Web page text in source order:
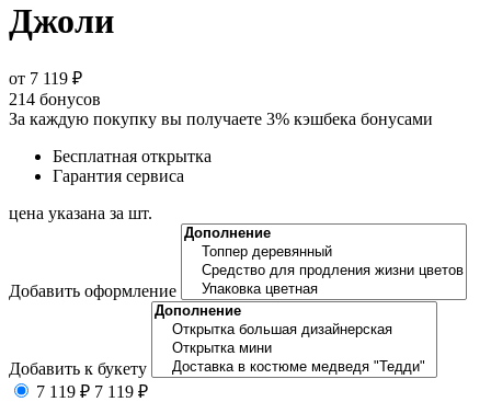
Джоли
от 7 119 ₽
214 бонусов
За каждую покупку вы получаете 3% кэшбека бонусами
Бесплатная открытка
Гарантия сервиса
цена указана за шт.
Добавить оформление
Добавить к букету
7 119 ₽ 7 119 ₽